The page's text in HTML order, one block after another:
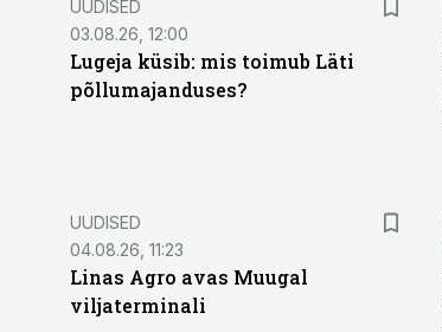
UUDISED
03.08.26, 12:00
Lugeja küsib: mis toimub Läti
põllumajanduses?
UUDISED
04.08.26, 11:23
Linas Agro avas Muugal
viljaterminali